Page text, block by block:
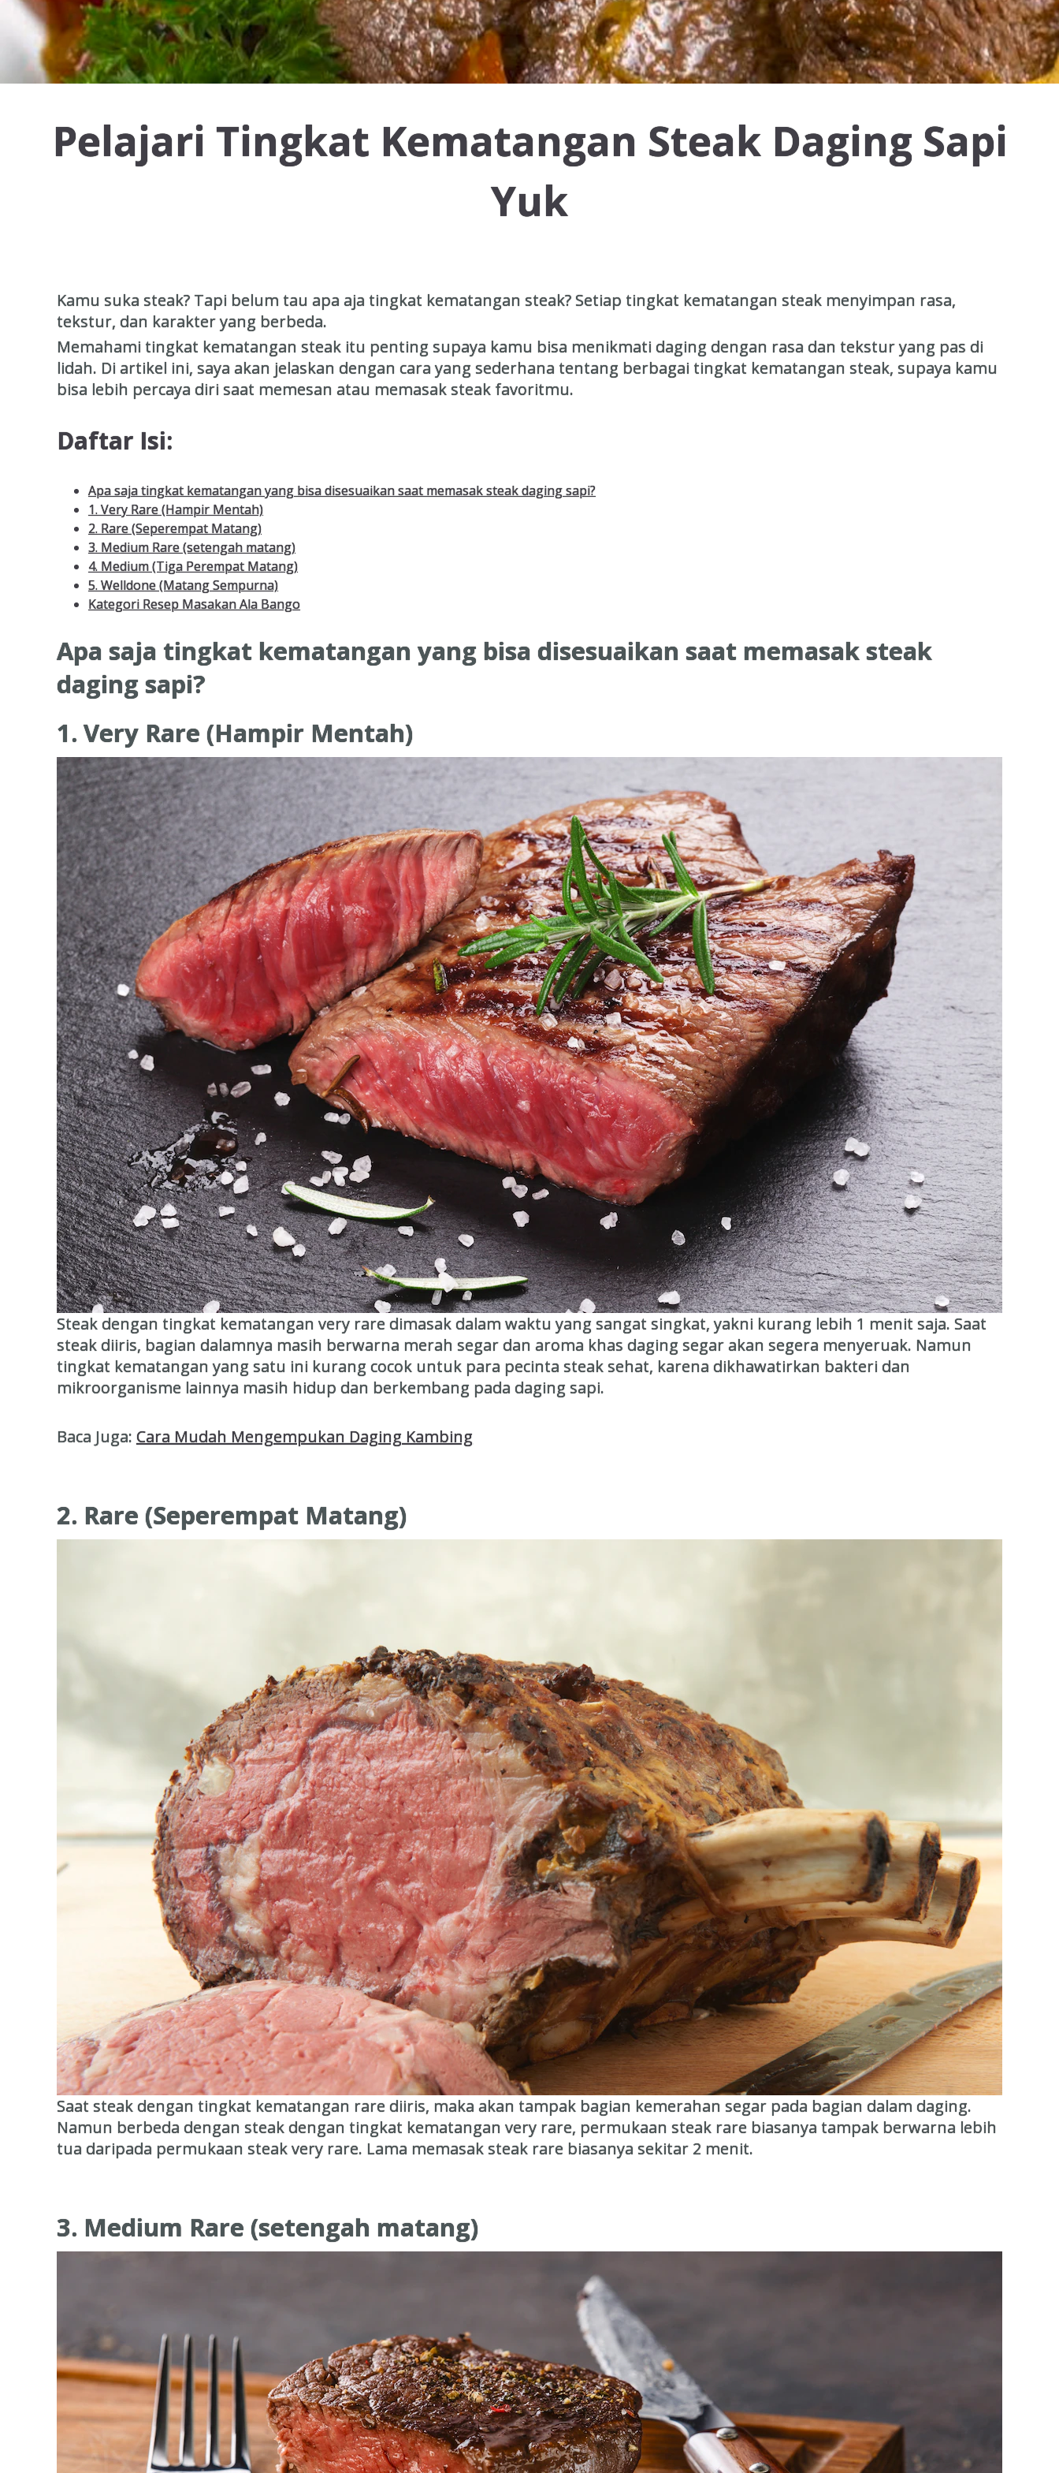
Pelajari Tingkat Kematangan Steak Daging Sapi
Yuk
Kamu suka steak? Tapi belum tau apa aja tingkat kematangan steak? Setiap tingkat kematangan steak menyimpan rasa,
tekstur, dan karakter yang berbeda.
Memahami tingkat kematangan steak itu penting supaya kamu bisa menikmati daging dengan rasa dan tekstur yang pas di
lidah. Di artikel ini, saya akan jelaskan dengan cara yang sederhana tentang berbagai tingkat kematangan steak, supaya kamu
bisa lebih percaya diri saat memesan atau memasak steak favoritmu.
Daftar Isi:
Apa saja tingkat kematangan yang bisa disesuaikan saat memasak steak daging sapi?
1. Very Rare (Hampir Mentah)
2. Rare (Seperempat Matang)
3. Medium Rare (setengah matang)
4. Medium (Tiga Perempat Matang)
5. Welldone (Matang Sempurna)
Kategori Resep Masakan Ala Bango
Apa saja tingkat kematangan yang bisa disesuaikan saat memasak steak
daging sapi?
1. Very Rare (Hampir Mentah)
Steak dengan tingkat kematangan very rare dimasak dalam waktu yang sangat singkat, yakni kurang lebih 1 menit saja. Saat
steak diiris, bagian dalamnya masih berwarna merah segar dan aroma khas daging segar akan segera menyeruak. Namun
tingkat kematangan yang satu ini kurang cocok untuk para pecinta steak sehat, karena dikhawatirkan bakteri dan
mikroorganisme lainnya masih hidup dan berkembang pada daging sapi.
Baca Juga: Cara Mudah Mengempukan Daging Kambing
2. Rare (Seperempat Matang)
Saat steak dengan tingkat kematangan rare diiris, maka akan tampak bagian kemerahan segar pada bagian dalam daging.
Namun berbeda dengan steak dengan tingkat kematangan very rare, permukaan steak rare biasanya tampak berwarna lebih
tua daripada permukaan steak very rare. Lama memasak steak rare biasanya sekitar 2 menit.
3. Medium Rare (setengah matang)